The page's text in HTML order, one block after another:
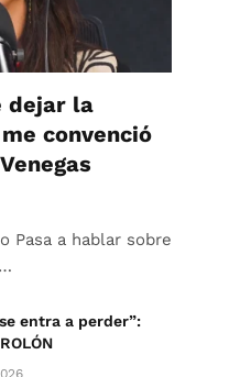
dejar la
convenció
Pasa a hablar sobre
entra a perder”: